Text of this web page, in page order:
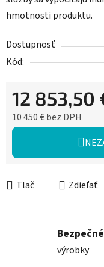
hmotnosti produktu.
Dostupnosť
Kód:
12 853,50
10 450 € bez DPH
Jednotková cena:
Tlač Zdieľať
výrobky